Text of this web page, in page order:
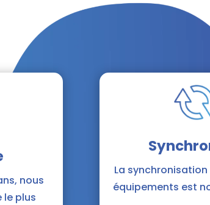
nous
le plus
La
équipements est